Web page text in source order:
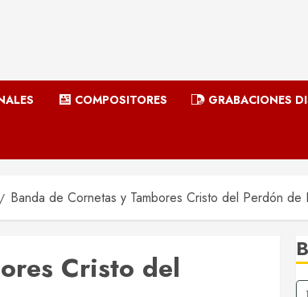
COMPOSITORES GRABACIONES
Banda de Cornetas y Tambores Cristo del Perdón de
Cristo del